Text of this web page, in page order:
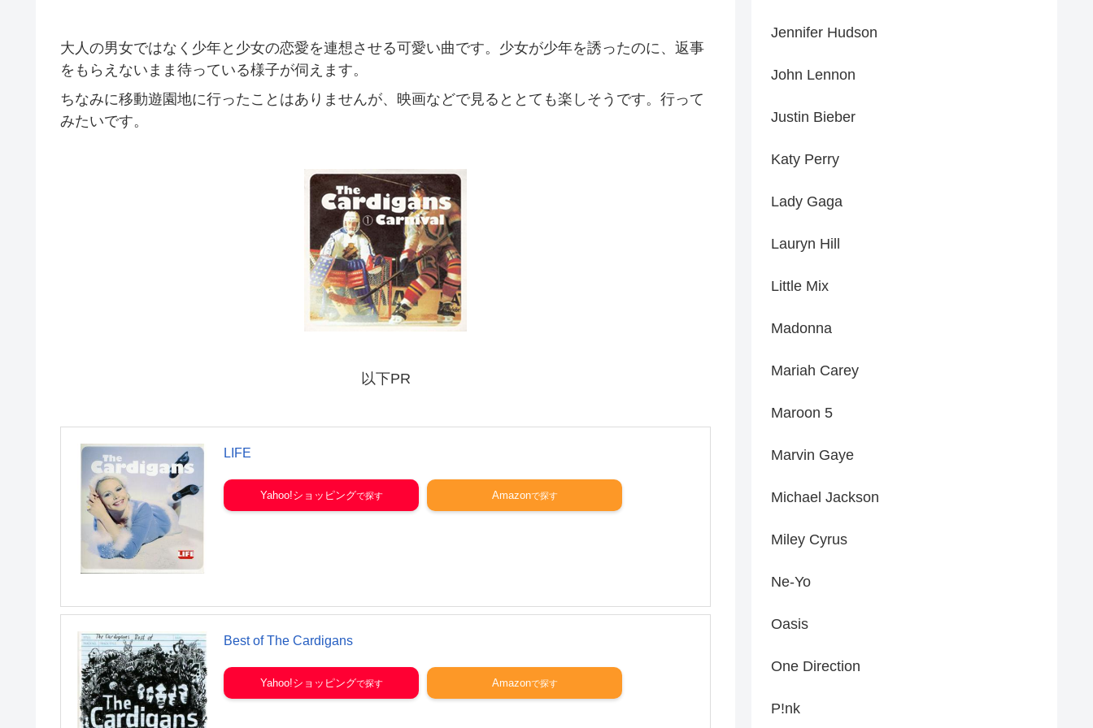
大人の男女ではなく少年と少女の恋愛を連想させる可愛い曲です。少女が少年を誘ったのに、返事
をもらえないまま待っている様子が伺えます。
ちなみに移動遊園地に行ったことはありませんが、映画などで見るととても楽しそうです。行って
みたいです。
以下PR
LIFE
Yahoo!ショッピング Amazon
Best of The Cardigans
Yahoo!ショッピング Amazon
Jennifer Hudson
John Lennon
Justin Bieber
Katy Perry
Lady Gaga
Lauryn Hill
Little Mix
Madonna
Mariah Carey
Maroon 5
Marvin Gaye
Michael Jackson
Miley Cyrus
Ne-Yo
Oasis
One Direction
P!nk